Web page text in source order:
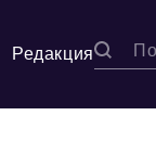
Редакция